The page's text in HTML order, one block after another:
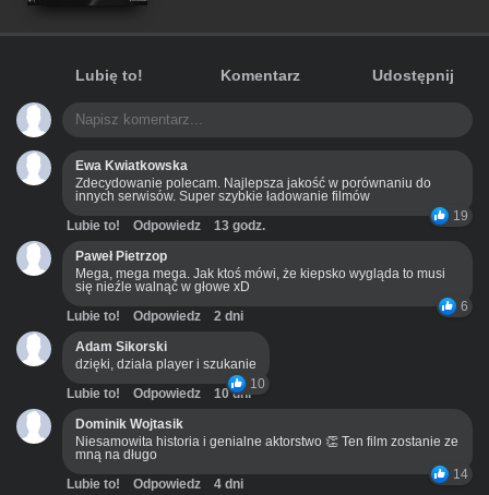
Lubię to! Komentarz Udostępnij
Ewa Kwiatkowska
Zdecydowanie polecam. Najlepsza jakość w porównaniu do
innych serwisów. Super szybkie ładowanie filmów
19
Lubie to! Odpowiedz
13 godz.
Paweł Pietrzop
Mega, mega mega. Jak ktoś mówi, że kiepsko wygląda to musi
się nieźle walnąć w głowe xD
6
Lubie to! Odpowiedz
2 dni
Adam Sikorski
dzięki, działa player i szukanie
10
Lubie to! Odpowiedz
10 dni
Dominik Wojtasik
Niesamowita historia i genialne aktorstwo 👏 Ten film zostanie ze
mną na długo
14
Lubie to! Odpowiedz 4 dni